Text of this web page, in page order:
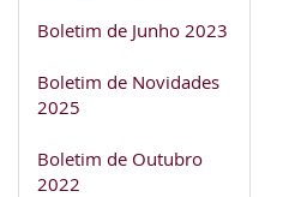
Boletim de Junho 2023
Boletim de Novidades
2025
Boletim de Outubro
2022